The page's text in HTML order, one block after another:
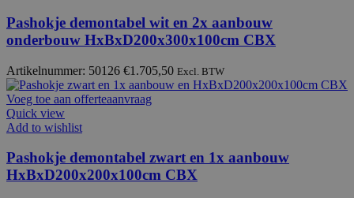
Pashokje demontabel wit en 2x aanbouw
onderbouw HxBxD200x300x100cm CBX
Artikelnummer: 50126 €1.705,50 Excl. BTW
Voeg toe aan offerteaanvraag
Quick view
Add to wishlist
Pashokje demontabel zwart en 1x aanbouw
HxBxD200x200x100cm CBX